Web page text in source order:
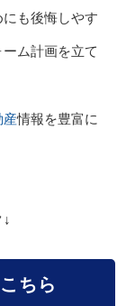
も後悔しやす
ム計画を立て
産情報を豊富に
ちら